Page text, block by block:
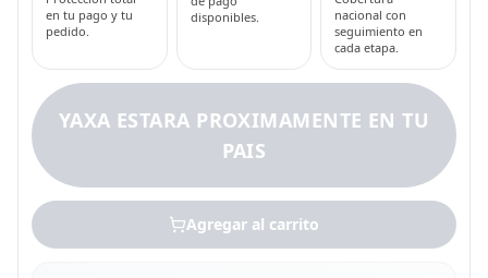
en tu pago y tu
pedido.
disponibles.
nacional con
seguimiento en
cada etapa.
YAXA ESTARA PROXIMAMENTE EN TU
PAIS
Agregar al carrito